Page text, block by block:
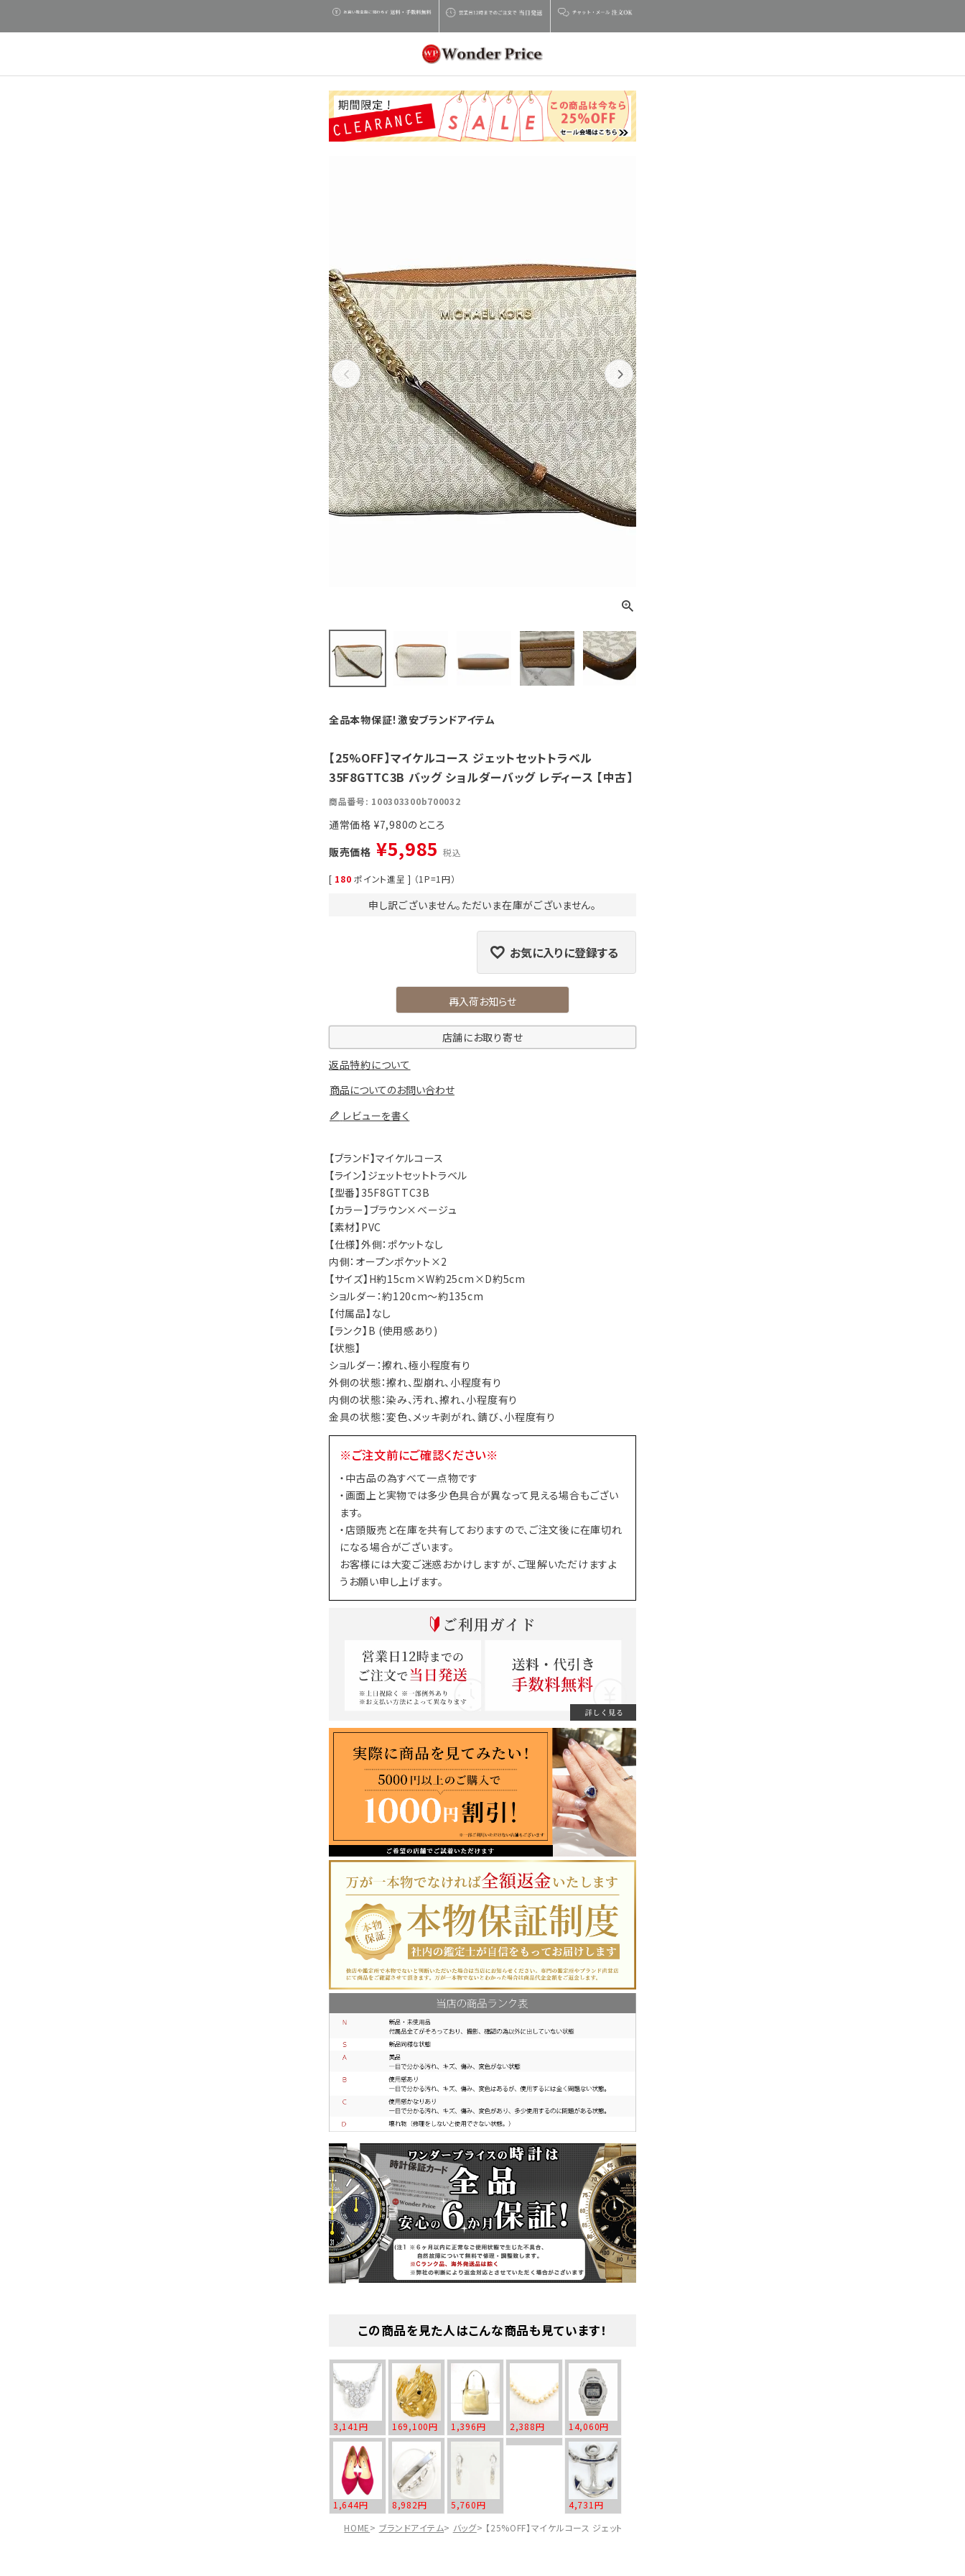
Previous Next
全品本物保証！激安ブランドアイテム
【25%OFF】マイケルコース ジェットセットトラベル
35F8GTTC3B バッグ ショルダーバッグ レディース 【中古】
商品番号 100303300b700032
通常価格 ¥7,980
販売価格 ¥5,985 税込
[ 180 ポイント進呈 ] （1P=1円）
申し訳ございません。ただいま在庫がございません。
お気に入りに登録する
再入荷お知らせ
店舗にお取り寄せ
返品特約について
商品についてのお問い合わせ
レビューを書く
【ブランド】マイケルコース
【ライン】ジェットセットトラベル
【型番】35F8GTTC3B
【カラー】ブラウン×ベージュ
【素材】PVC
【仕様】外側：ポケットなし
内側：オープンポケット×2
【サイズ】H約15cm×W約25cm×D約5cm
ショルダー：約120cm～約135cm
【付属品】なし
【ランク】B (使用感あり)
【状態】
ショルダー：擦れ、極小程度有り
外側の状態：擦れ、型崩れ、小程度有り
内側の状態：染み、汚れ、擦れ、小程度有り
金具の状態：変色、メッキ剥がれ、錆び、小程度有り
※ご注文前にご確認ください※
・中古品の為すべて一点物です
・画面上と実物では多少色具合が異なって見える場合もござい
ます。
・店頭販売と在庫を共有しておりますので、ご注文後に在庫切れ
になる場合がございます。
お客様には大変ご迷惑おかけしますが、ご理解いただけますよ
うお願い申し上げます。
この商品を見た人はこんな商品も見ています！
3,141円 169,100円 1,396円 2,388円 14,060円
1,644円 8,982円 5,760円
4,731円
HOME
ブランドアイテム バッグ 【25%OFF】マイケルコース ジェットセットトラベル 35F8GTTC3B バッグ ショルダーバッグ レディース 【中古】